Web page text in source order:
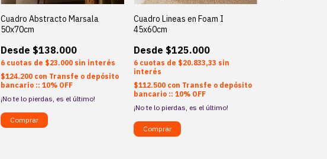
Cuadro Abstracto Marsala
50x70cm
$138.000
6 $23.000 sin interés
$124.200 con Transfe o depósito
bancario :: 10% OFF
¡No te lo pierdas, es el último!
Cuadro Lineas en Foam I
45x60cm
$125.000
6 $20.833,33 sin
interés
$112.500 con Transfe o depósito
bancario :: 10% OFF
¡No te lo pierdas, es el último!